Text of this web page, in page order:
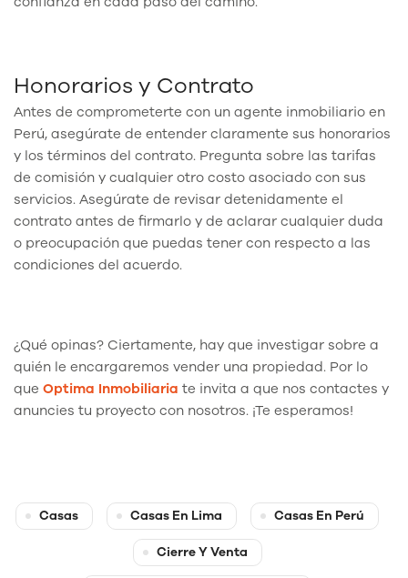
Honorarios y Contrato
Antes de comprometerte con un agente inmobiliario en
Perú, asegúrate de entender claramente sus honorarios
y los términos del contrato. Pregunta sobre las tarifas
de comisión y cualquier otro costo asociado con sus
servicios. Asegúrate de revisar detenidamente el
contrato antes de firmarlo y de aclarar cualquier duda
o preocupación que puedas tener con respecto a las
condiciones del acuerdo.
¿Qué opinas? Ciertamente, hay que investigar sobre a
quién le encargaremos vender una propiedad. Por lo
que Optima Inmobiliaria te invita a que nos contactes y
anuncies tu proyecto con nosotros. ¡Te esperamos!
Casas Casas En Lima Casas En Perú
Cierre Y Venta